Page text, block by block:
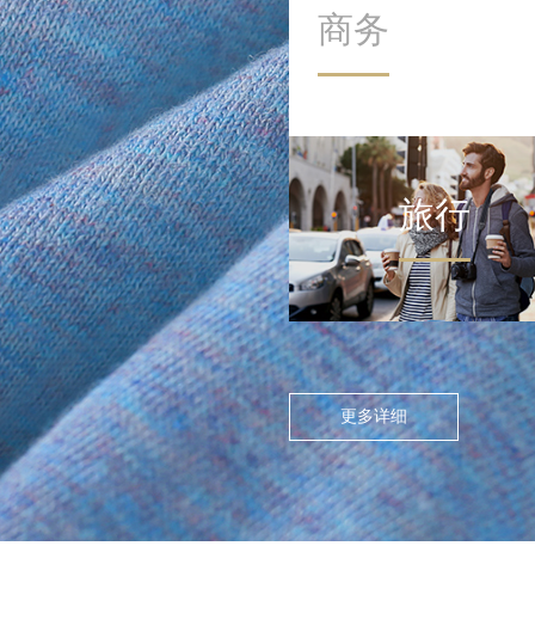
> FLOATING ISLAND IN THE CITY
尘世浮岛
在高度模块化的都市节奏
中，人们渴望在通勤中寻找
呼吸的缝隙。休闲通勤不再
是两点一线的被动移动，而
是通过服装的舒适感与色彩
情绪，将日常路径转化为“微
商务
旅行
更多详细